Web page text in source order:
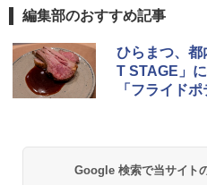
1
チキンラ
食品 イン
￥1,939
【公式】
1
[山善] ス
暮らし 二
チーム調
付き ブラ
編集部のおすすめ記事
ひらまつ、都
T STAGE」
「フライド
Google 検索で当サイト